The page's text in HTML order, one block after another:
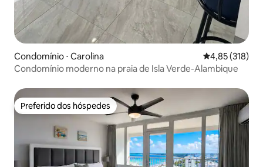
Condomínio ⋅ Carolina 4,85 de uma
4,85 (318)
Condomínio moderno na praia de Isla Verde-Alambique
Preferido dos hóspedes
Preferido dos hóspedes